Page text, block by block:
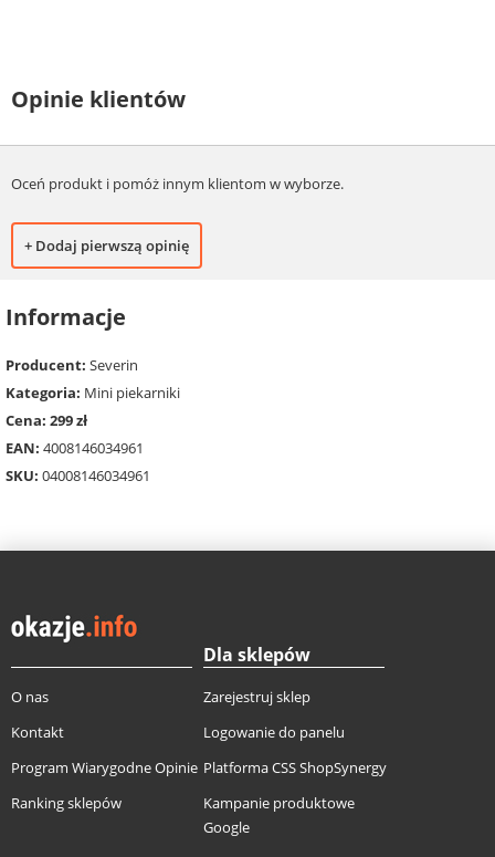
Opinie klientów
Oceń produkt i pomóż innym klientom w wyborze.
+ Dodaj pierwszą opinię
Informacje
Producent: Severin
Kategoria: Mini piekarniki
Cena: 299 zł
EAN: 4008146034961
SKU: 04008146034961
O nas
Kontakt
Program Wiarygodne Opinie
Ranking sklepów
Dla sklepów
Zarejestruj sklep
Logowanie do panelu
Platforma CSS ShopSynergy
Kampanie produktowe
Google